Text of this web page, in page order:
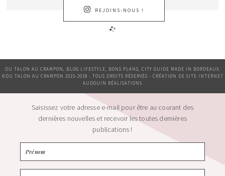
REJOINS-NOUS !
DU TALON AU CRAMPON, BLOG LIFESTYLE, BONS PLANS, CITY GUIDE MADE IN BORDEAUX.
©DU TALON AU CRAMPON 2015-2018 - TOUS DROITS RÉSERVÉS - CRÉATION DE SITE INTERNET
AUDOUIN RÉALISATIONS
Saisissez votre adresse e-mail pour être au courant des
dernières nouvelles et recevoir les toutes dernières
publications !